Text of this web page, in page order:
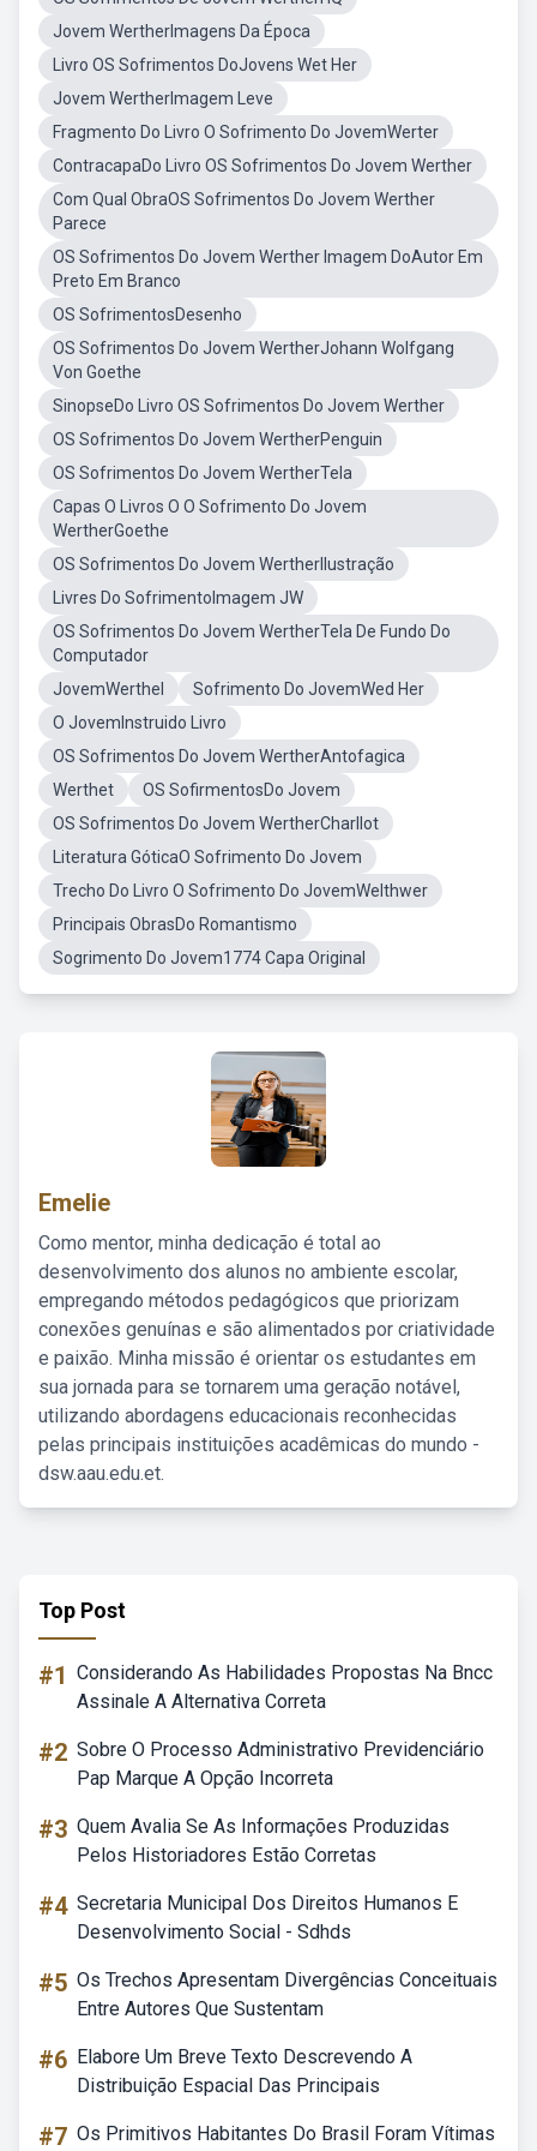
Jovem WertherImagens Da Época
Livro OS Sofrimentos DoJovens Wet Her
Jovem WertherImagem Leve
Fragmento Do Livro O Sofrimento Do JovemWerter
ContracapaDo Livro OS Sofrimentos Do Jovem Werther
Com Qual ObraOS Sofrimentos Do Jovem Werther
Parece
OS Sofrimentos Do Jovem Werther Imagem DoAutor Em
Preto Em Branco
OS SofrimentosDesenho
OS Sofrimentos Do Jovem WertherJohann Wolfgang
Von Goethe
SinopseDo Livro OS Sofrimentos Do Jovem Werther
OS Sofrimentos Do Jovem WertherPenguin
OS Sofrimentos Do Jovem WertherTela
Capas O Livros O O Sofrimento Do Jovem
WertherGoethe
OS Sofrimentos Do Jovem WertherIlustração
Livres Do SofrimentoImagem JW
OS Sofrimentos Do Jovem WertherTela De Fundo Do
Computador
JovemWerthel
Sofrimento Do JovemWed Her
O JovemInstruido Livro
OS Sofrimentos Do Jovem WertherAntofagica
Werthet
OS SofirmentosDo Jovem
OS Sofrimentos Do Jovem WertherCharllot
Literatura GóticaO Sofrimento Do Jovem
Trecho Do Livro O Sofrimento Do JovemWelthwer
Principais ObrasDo Romantismo
Sogrimento Do Jovem1774 Capa Original
Emelie
Como mentor, minha dedicação é total ao
desenvolvimento dos alunos no ambiente escolar,
empregando métodos pedagógicos que priorizam
conexões genuínas e são alimentados por criatividade
e paixão. Minha missão é orientar os estudantes em
sua jornada para se tornarem uma geração notável,
utilizando abordagens educacionais reconhecidas
pelas principais instituições acadêmicas do mundo -
dsw.aau.edu.et.
Top Post
#1 Considerando As Habilidades Propostas Na Bncc
Assinale A Alternativa Correta
#2 Sobre O Processo Administrativo Previdenciário
Pap Marque A Opção Incorreta
#3 Quem Avalia Se As Informações Produzidas
Pelos Historiadores Estão Corretas
#4 Secretaria Municipal Dos Direitos Humanos E
Desenvolvimento Social - Sdhds
#5 Os Trechos Apresentam Divergências Conceituais
Entre Autores Que Sustentam
#6 Elabore Um Breve Texto Descrevendo A
Distribuição Espacial Das Principais
#7 Os Primitivos Habitantes Do Brasil Foram Vítimas